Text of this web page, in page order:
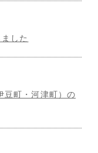
した
豆町・河津町）の